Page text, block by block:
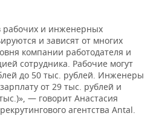
рабочих и инженерных
и зависят от многих
компании работодателя и
сотрудника. Рабочие могут
до 50 тыс. рублей. Инженеры
от 29 тыс. рублей и
— говорит Анастасия
агентства Antal.